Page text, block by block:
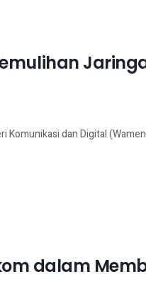
Komunikasi dan Digital
dalam